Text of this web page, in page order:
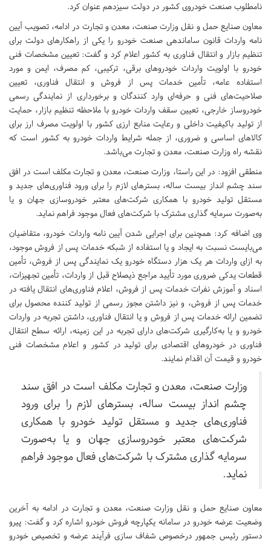
نامطلوب صنعت خودروی کشور در دولت سیزدهم عنوان کرد.
معاون صنایع حمل و نقل وزارت صنعت، معدن و تجارت در ادامه، تصویب آیین
نامه واردات قانون ساماندهی صنعت خودرو را یکی از راهکارهای دولت برای
تنظیم بازار و انتقال فناوری به کشور اعلام کرد و گفت: تعیین مشخصات فنی
خودرو با اولویت واردات خودروهای برقی، ترکیبی، کم مصرف، ایمن و مورد
استفاده عامه، تأمین خدمات پس از فروش و انتقال فناوری، تعیین
صلاحیت‌های فنی و حرفه‌ای وارد کنندگان و برخورداری از نمایندگی رسمی
خودروساز خارجی، تعیین سقف واردات خودرو با ملاحظه تنظیم بازار، حمایت
از تولید باکیفیت داخلی و رعایت منابع ارزی کشور با اولویت مصرف ارز برای
کالاهای اساسی و ضروری، از جمله شرایط واردات خودرو به کشور است که
نقشه راه وزارت صنعت، معدن و تجارت می‌باشد.
منطقی افزود: در این راستا، وزارت صنعت، معدن و تجارت مکلف است در افق
سند چشم انداز بیست ساله، بسترهای لازم را برای ورود فناوری‌های جدید و
مستقل تولید خودرو با همکاری شرکت‌های معتبر خودروسازی جهان و یا
به‌صورت سرمایه گذاری مشترک با شرکت‌های فعال موجود فراهم نماید.
وی اضافه کرد: همچنین برای اجرایی شدن آیین نامه واردات خودرو، متقاضیان
می‌بایست نسبت به ایجاد و یا استفاده از شبکه خدمات پس از فروش موجود،
به ازای واردات هر یک هزار دستگاه خودرو یک نمایندگی پس از فروش، تأمین
قطعات یدکی ضروری مورد تأیید مراجع ذیصلاح قبل از واردات، تأمین تجهیزات،
اسناد و آموزش نفرات خدمات پس از فروش، اعلام فناوری‌های انتقال یافته در
خدمات پس از فروش، و نیز داشتن مجوز رسمی از تولید کننده محصول برای
تضمین ارائه خدمات پس از فروش و یا انتقال فناوری، داشتن تجربه در واردات
خودرو و یا به‌کارگیری شرکت‌های دارای تجربه در این زمینه، ارائه سطح انتقال
فناوری در خودروهای اقتصادی برای تولید در کشور و اعلام مشخصات فنی
خودرو و قیمت آن اقدام نمایند.
وزارت صنعت، معدن و تجارت مکلف است در افق سند
چشم انداز بیست ساله، بسترهای لازم را برای ورود
فناوری‌های جدید و مستقل تولید خودرو با همکاری
شرکت‌های معتبر خودروسازی جهان و یا به‌صورت
سرمایه گذاری مشترک با شرکت‌های فعال موجود فراهم
نماید.
معاون صنایع حمل و نقل وزارت صنعت، معدن و تجارت در ادامه به آخرین
وضعیت عرضه خودرو در سامانه یکپارچه فروش خودرو اشاره کرد و گفت: پیرو
دستور رئیس جمهور درخصوص شفاف سازی فرآیند عرضه و تخصیص خودرو